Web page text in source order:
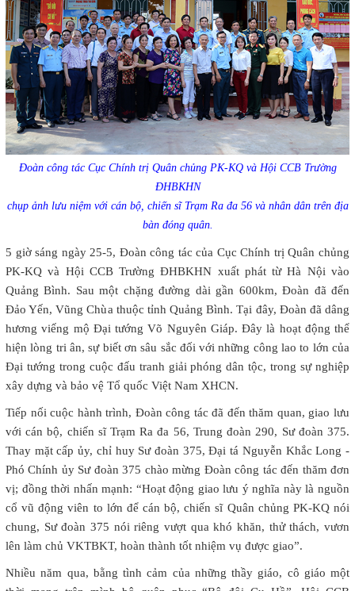
Đoàn công tác Cục Chính trị Quân chủng PK-KQ và Hội CCB Trường
ĐHBKHN
chụp ảnh lưu niệm với cán bộ, chiến sĩ Trạm Ra đa 56 và nhân dân trên địa
bàn đóng quân.
5 giờ sáng ngày 25-5, Đoàn công tác của Cục Chính trị Quân chủng
PK-KQ và Hội CCB Trường ĐHBKHN xuất phát từ Hà Nội vào
Quảng Bình. Sau một chặng đường dài gần 600km, Đoàn đã đến
Đảo Yến, Vũng Chùa thuộc tỉnh Quảng Bình. Tại đây, Đoàn đã dâng
hương viếng mộ Đại tướng Võ Nguyên Giáp. Đây là hoạt động thể
hiện lòng tri ân, sự biết ơn sâu sắc đối với những công lao to lớn của
Đại tướng trong cuộc đấu tranh giải phóng dân tộc, trong sự nghiệp
xây dựng và bảo vệ Tổ quốc Việt Nam XHCN.
Tiếp nối cuộc hành trình, Đoàn công tác đã đến thăm quan, giao lưu
với cán bộ, chiến sĩ Trạm Ra đa 56, Trung đoàn 290, Sư đoàn 375.
Thay mặt cấp ủy, chỉ huy Sư đoàn 375, Đại tá Nguyễn Khắc Long -
Phó Chính ủy Sư đoàn 375 chào mừng Đoàn công tác đến thăm đơn
vị; đồng thời nhấn mạnh: “Hoạt động giao lưu ý nghĩa này là nguồn
cổ vũ động viên to lớn để cán bộ, chiến sĩ Quân chủng PK-KQ nói
chung, Sư đoàn 375 nói riêng vượt qua khó khăn, thử thách, vươn
lên làm chủ VKTBKT, hoàn thành tốt nhiệm vụ được giao”.
Nhiều năm qua, bằng tình cảm của những thầy giáo, cô giáo một